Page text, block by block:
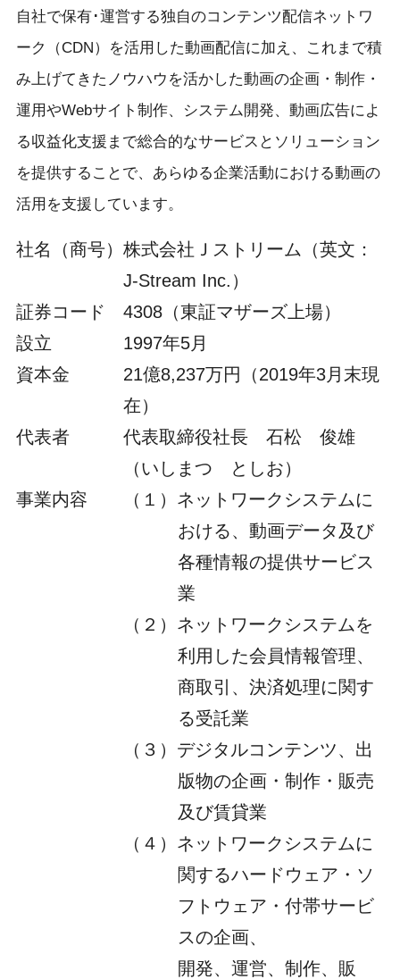
自社で保有･運営する独自のコンテンツ配信ネットワ
ーク（CDN）を活用した動画配信に加え、これまで積
み上げてきたノウハウを活かした動画の企画・制作・
運用やWebサイト制作、システム開発、動画広告によ
る収益化支援まで総合的なサービスとソリューション
を提供することで、あらゆる企業活動における動画の
活用を支援しています。
社名（商号） 株式会社Ｊストリーム（英文：
J-Stream Inc.）
証券コード
4308（東証マザーズ上場）
設立
1997年5月
資本金
21億8,237万円（2019年3月末現
在）
代表者
代表取締役社長 石松 俊雄
（いしまつ としお）
事業内容
（１）ネットワークシステムに
おける、動画データ及び
各種情報の提供サービス
業
（２）ネットワークシステムを
利用した会員情報管理、
商取引、決済処理に関す
る受託業
（３）デジタルコンテンツ、出
版物の企画・制作・販売
及び賃貸業
（４）ネットワークシステムに
関するハードウェア・ソ
フトウェア・付帯サービ
スの企画、
開発、運営、制作、販